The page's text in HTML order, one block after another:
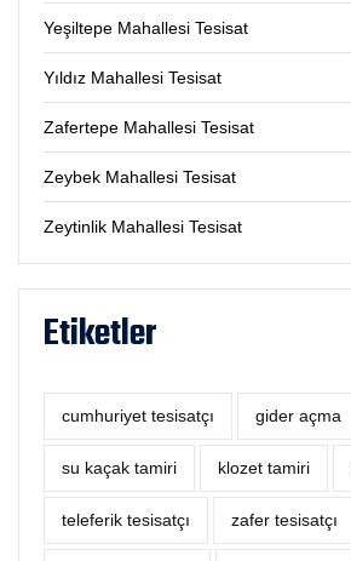
Yeşiltepe Mahallesi Tesisat
Yıldız Mahallesi Tesisat
Zafertepe Mahallesi Tesisat
Zeybek Mahallesi Tesisat
Zeytinlik Mahallesi Tesisat
Etiketler
cumhuriyet tesisatçı ‎gider açma
su kaçak tamiri klozet tamiri
teleferik tesisatçı zafer tesisatçı